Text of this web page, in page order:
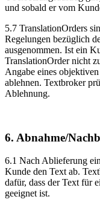
und sobald er vom
5.7 TranslationOrders
Regelungen bezüglich
ausgenommen. Ist ein
TranslationOrder nicht
Angabe eines
ablehnen. Textbroker
Ablehnung.
6. Abnahme/
6.1 Nach Ablieferung
Kunde den Text ab.
dafür, dass der Text für
geeignet ist.